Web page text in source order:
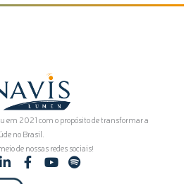
em 2021 com o propósito de transformar a
no Brasil.
de nossas redes sociais!
L
i
F
a
Y S
p